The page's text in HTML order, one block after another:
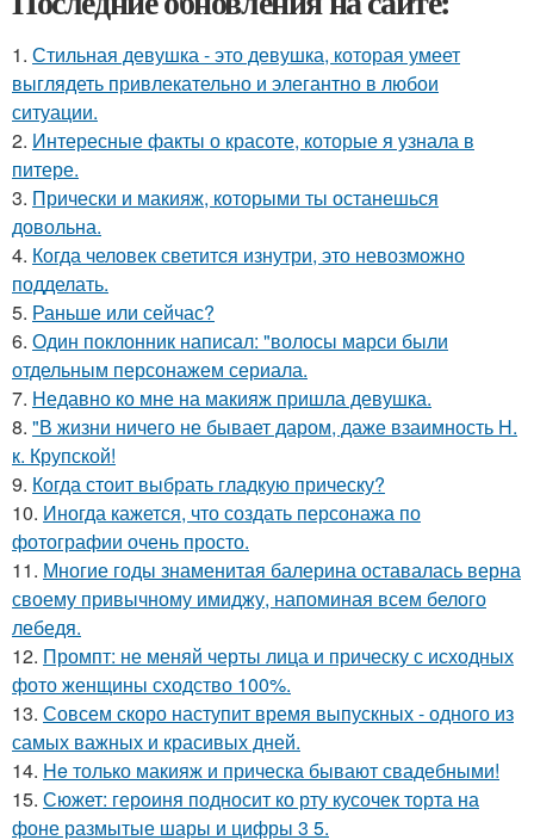
1. Стильная девушка - это девушка, которая умеет
выглядеть привлекательно и элегантно в любои
ситуации.
2. Интересные факты о красоте, которые я узнала в
питере.
3. Прически и макияж, которыми ты останешься
довольна.
4. Когда человек светится изнутри, это невозможно
подделать.
5. Раньше или сейчас?
6. Один поклонник написал: "волосы марси были
отдельным персонажем сериала.
7. Недавно ко мне на макияж пришла девушка.
8. "В жизни ничего не бывает даром, даже взаимность Н.
к. Крупской!
9. Когда стоит выбрать гладкую прическу?
10. Иногда кажется, что создать персонажа по
фотографии очень просто.
11. Многие годы знаменитая балерина оставалась верна
своему привычному имиджу, напоминая всем белого
лебедя.
12. Промпт: не меняй черты лица и прическу с исходных
фото женщины сходство 100%.
13. Совсем скоро наступит время выпускных - одного из
самых важных и красивых дней.
14. He только макияж и прическа бывают свадебными!
15. Сюжет: героиня подносит ко рту кусочек торта на
фоне размытые шары и цифры 3 5.